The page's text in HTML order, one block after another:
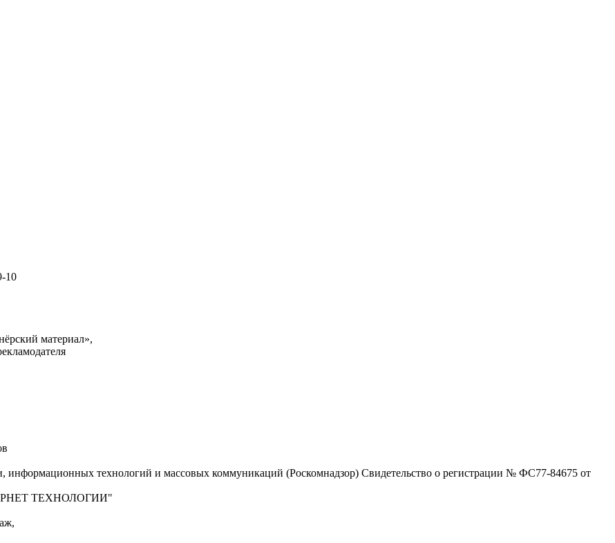
10
материал»,
информационных технологий и массовых коммуникаций (Роскомнадзор) Свидетельство о регистрации № ФС77-84675 от
ТЕХНОЛОГИИ"